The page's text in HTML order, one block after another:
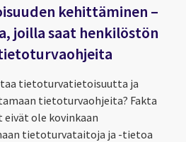
kehittäminen –
joilla saat henkilöstön
tietoturvatietoisuutta ja
tietoturvaohjeita? Fakta
ole kovinkaan
tietoturvataitoja ja -tietoa